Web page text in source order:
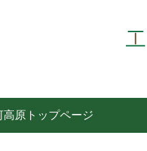
原トップページ